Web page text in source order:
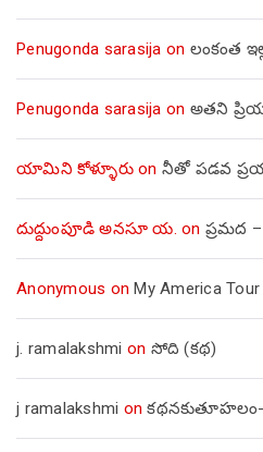
Penugonda sarasija on లంకంత
Penugonda sarasija on అతని
యామిని కోళ్ళూరుon నీతో పడవ
దుద్దుంపూడి అనసూ య. on ప్రమద
Anonymous onMy America
j. ramalakshmi on సోది (కథ)
j ramalakshmi on